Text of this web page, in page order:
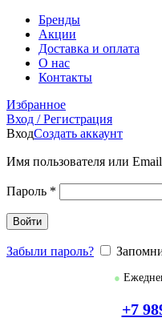
Бренды
Акции
Доставка и оплата
О нас
Контакты
Избранное
Вход / Регистрация
ВходСоздать аккаунт
Имя пользователя или Email
Пароль *
Войти
Забыли пароль?
●
+7